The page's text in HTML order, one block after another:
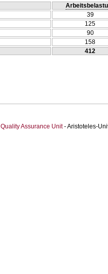
39
125
90
158
412
Quality Assurance Unit- Aristoteles-